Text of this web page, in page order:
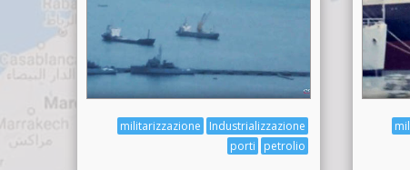
Industrializzazione
militarizzazione
petrolio
porti